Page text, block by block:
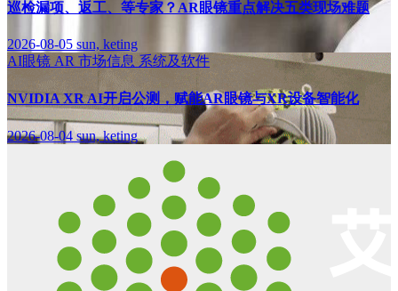
巡检漏项、返工、等专家？AR眼镜重点解决五类现场难题
2026-08-05 sun, keting
AI眼镜 AR 市场信息 系统及软件
NVIDIA XR AI开启公测，赋能AR眼镜与XR设备智能化
2026-08-04sun, keting